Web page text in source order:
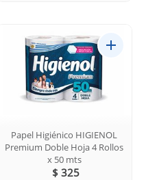
Papel Higiénico HIGIENOL
Premium Doble Hoja 4 Rollos
x 50 mts
$ 325